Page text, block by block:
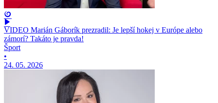
VIDEO Marián Gáborík prezradil: Je lepší hokej v Európe alebo
zámorí? Takáto je pravda!
Šport
•
24. 05. 2026